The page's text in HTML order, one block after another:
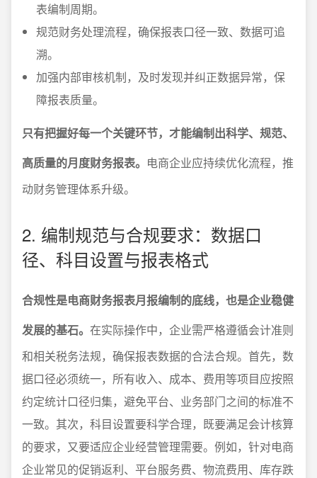
表编制周期。
规范财务处理流程，确保报表口径一致、数据可追
溯。
加强内部审核机制，及时发现并纠正数据异常，保
障报表质量。
只有把握好每一个关键环节，才能编制出科学、规范、
高质量的月度财务报表。 电商企业应持续优化流程，推
动财务管理体系升级。
2. 编制规范与合规要求：数据口
径、科目设置与报表格式
合规性是电商财务报表月报编制的底线，也是企业稳健
发展的基石。 在实际操作中，企业需严格遵循会计准则
和相关税务法规，确保报表数据的合法合规。首先，数
据口径必须统一，所有收入、成本、费用等项目应按照
约定统计口径归集，避免平台、业务部门之间的标准不
一致。其次，科目设置要科学合理，既要满足会计核算
的要求，又要适应企业经营管理需要。例如，针对电商
企业常见的促销返利、平台服务费、物流费用、库存跌